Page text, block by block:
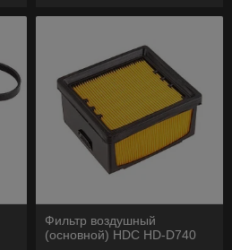
Фильтр воздушный
(основной) HDC HD-D740